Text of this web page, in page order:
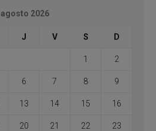
agosto 2026
J V S D
1 2
6 7 8 9
13 14 15 16
20 21 22 23